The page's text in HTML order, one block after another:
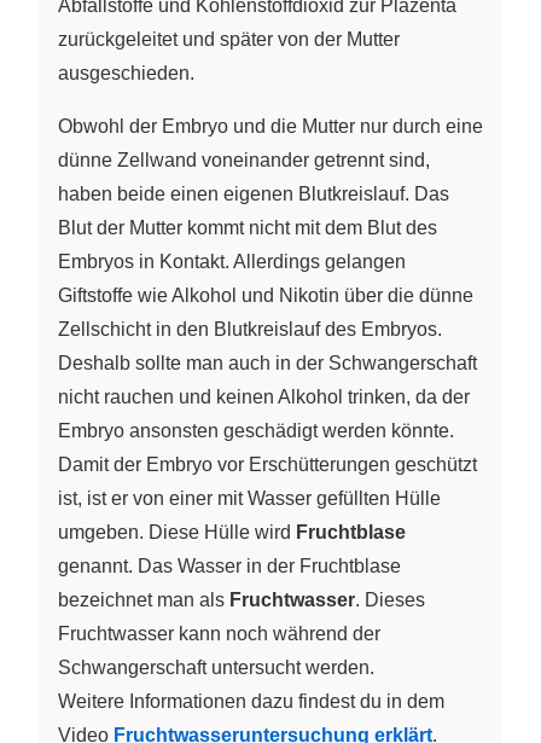
Abfallstoffe und Kohlenstoffdioxid zur Plazenta
zurückgeleitet und später von der Mutter
ausgeschieden.
Obwohl der Embryo und die Mutter nur durch eine
dünne Zellwand voneinander getrennt sind,
haben beide einen eigenen Blutkreislauf. Das
Blut der Mutter kommt nicht mit dem Blut des
Embryos in Kontakt. Allerdings gelangen
Giftstoffe wie Alkohol und Nikotin über die dünne
Zellschicht in den Blutkreislauf des Embryos.
Deshalb sollte man auch in der Schwangerschaft
nicht rauchen und keinen Alkohol trinken, da der
Embryo ansonsten geschädigt werden könnte.
Damit der Embryo vor Erschütterungen geschützt
ist, ist er von einer mit Wasser gefüllten Hülle
umgeben. Diese Hülle wird Fruchtblase
genannt. Das Wasser in der Fruchtblase
bezeichnet man als Fruchtwasser. Dieses
Fruchtwasser kann noch während der
Schwangerschaft untersucht werden.
Weitere Informationen dazu findest du in dem
Video Fruchtwasseruntersuchung erklärt.